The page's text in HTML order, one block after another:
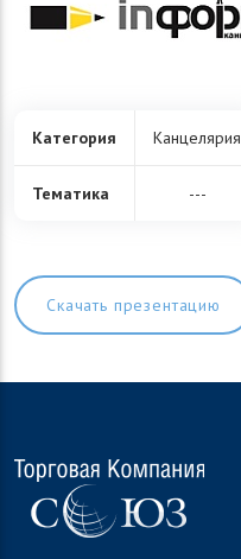
Категория Канцелярия
Тематика ---
Скачать презентацию